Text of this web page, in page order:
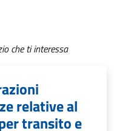
che ti interessa
relative al
transito e